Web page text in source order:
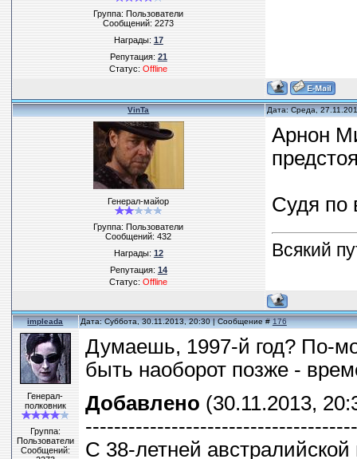
Группа: Пользователи
Сообщений:2273
Награды:17
Репутация:21
Статус:Offline
VinTa Дата: Среда,
Генерал-майор
Группа: Пользователи
Сообщений:432
Награды:12
Репутация:14
Статус:Offline
Арнон
Судя по
Всякий
impleada Дата: Суббота, 30.11.2013, 20:30 | Сообщение #176
Генерал-
полковник
Группа:
Пользователи
Сообщений:
Думаешь, 1997-й год? По-
быть наоборот позже -
Добавлено (30.11.2013,
С 38-летней